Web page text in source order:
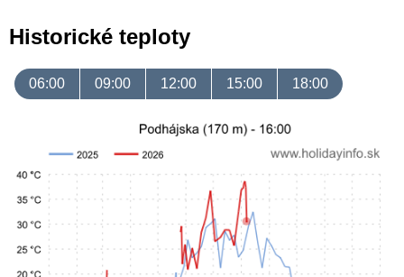
Historické teploty
06:00 09:00 12:00 15:00 18:00